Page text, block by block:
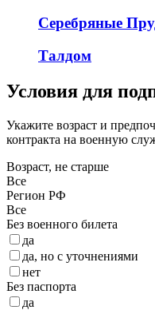
Серебряные
Талдом
Условия для
Укажите возраст и
контракта на военную
Возраст, не старше
Все
Регион РФ
Все
Без военного билета
да
да, но с уточнениями
нет
Без паспорта
да